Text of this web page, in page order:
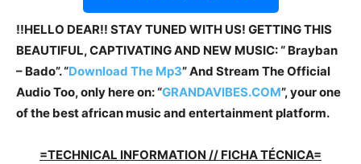
!!HELLO DEAR!! STAY TUNED WITH US! GETTING THIS
BEAUTIFUL, CAPTIVATING AND NEW MUSIC: “ Brayban
– Bado”. “Download The Mp3”And Stream The Official
Audio Too, only here on: “GRANDAVIBES.COM”, your one
of the best african music and entertainment platform.
=TECHNICAL INFORMATION // FICHA TÉCNICA=